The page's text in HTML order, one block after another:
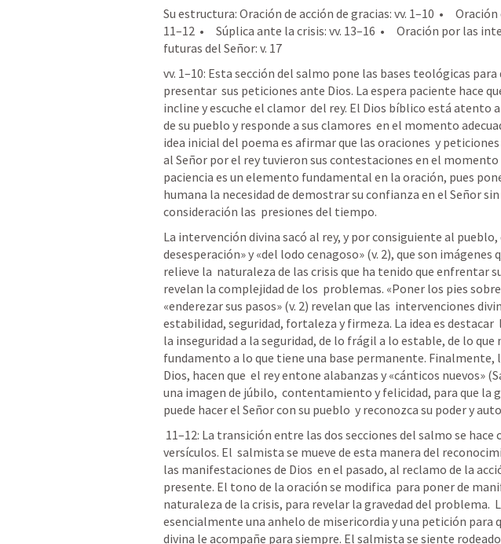
Su estructura: Oración de acción de gracias: vv. 1–10  •
11–12  •     Súplica ante la crisis: vv. 13–16  •     Oración por las
futuras del Señor: v. 17
vv. 1–10: Esta sección del salmo pone las bases teológicas para
presentar  sus peticiones ante Dios. La espera paciente hace
incline y escuche el clamor  del rey. El Dios bíblico está atento
de su pueblo y responde a sus clamores  en el momento
idea inicial del poema es afirmar que las oraciones  y
al Señor por el rey tuvieron sus contestaciones en el momento
paciencia es un elemento fundamental en la oración, pues
humana la necesidad de demostrar su confianza en el Señor
consideración las  presiones del tiempo.
La intervención divina sacó al rey, y por consiguiente al pueblo,
desesperación» y «del lodo cenagoso» (v. 2), que son imágenes
relieve la  naturaleza de las crisis que ha tenido que enfrentar
revelan la complejidad de los  problemas. «Poner los pies
«enderezar sus pasos» (v. 2) revelan que las  intervenciones
estabilidad, seguridad, fortaleza y firmeza. La idea es destacar
la inseguridad a la seguridad, de lo frágil a lo estable, de lo que
fundamento a lo que tiene una base permanente. Finalmente,
Dios, hacen que  el rey entone alabanzas y «cánticos nuevos» (
una imagen de júbilo,  contentamiento y felicidad, para que la
puede hacer el Señor con su pueblo  y reconozca su poder y
versículos. El  salmista se mueve de esta manera del
las manifestaciones de Dios  en el pasado, al reclamo de la
presente. El tono de la oración se modifica  para poner de
naturaleza de la crisis, para revelar la gravedad del problema.
esencialmente una anhelo de misericordia y una petición para
divina le acompañe para siempre. El salmista se siente